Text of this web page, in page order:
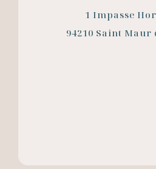
1 Impasse
94210 Saint Maur